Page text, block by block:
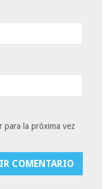
para la próxima vez